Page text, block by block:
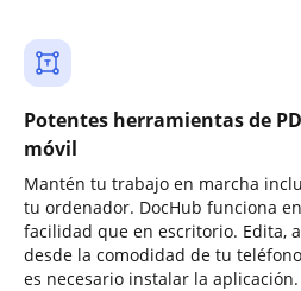
Potentes herramientas de
móvil
Mantén tu trabajo en marcha
tu ordenador. DocHub funciona
facilidad que en escritorio. Edita,
desde la comodidad de tu
es necesario instalar la aplicación.